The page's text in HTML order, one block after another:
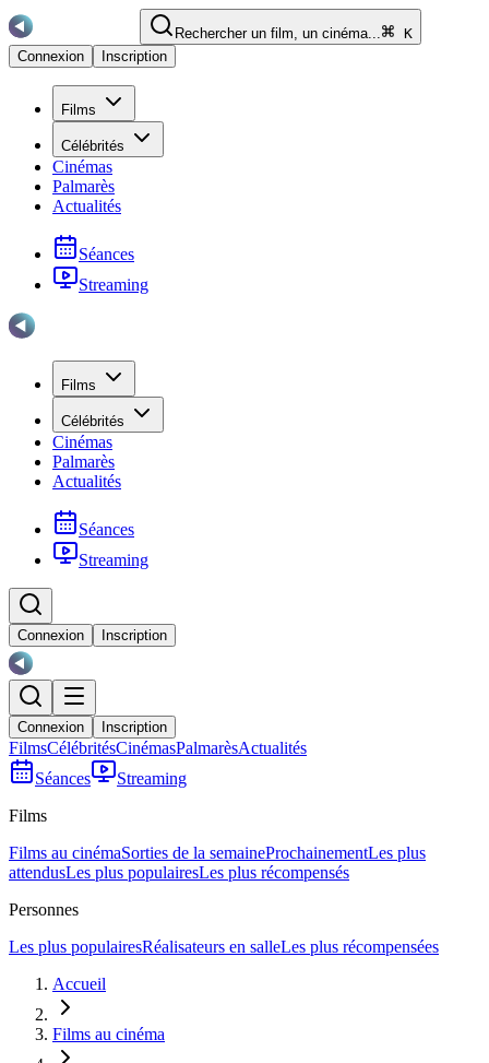
Rechercher un film, un cinéma...
K
Connexion
Inscription
Films
Célébrités
Cinémas
Palmarès
Actualités
Séances
Streaming
Films
Célébrités
Cinémas
Palmarès
Actualités
Séances
Streaming
Connexion Inscription
Connexion Inscription
FilmsCélébritésCinémasPalmarèsActualités
Séances
Streaming
Films
Films au cinémaSorties de la semaineProchainementLes plus
attendusLes plus populairesLes plus récompensés
Personnes
Les plus populairesRéalisateurs en salleLes plus récompensées
Accueil
Films au cinéma